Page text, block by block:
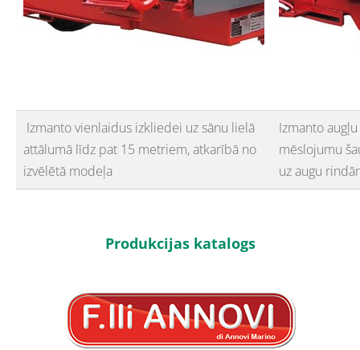
Izmanto vienlaidus izkliedei uz sānu lielā
attālumā līdz pat 15 metriem, atkarībā no
izvēlētā modeļa
Izmanto
mēslojumu
uz augu
Produkcijas katalogs